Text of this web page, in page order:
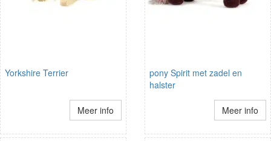
Yorkshire Terrier
Meer info
pony Spirit met zadel en
halster
Meer info